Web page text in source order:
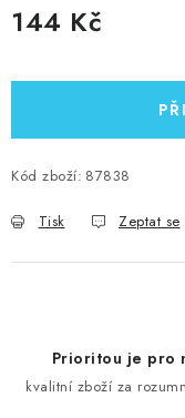
144 Kč
Kód zboží: 87838
Tisk Zeptat se
Prioritou je pro
kvalitní zboží za